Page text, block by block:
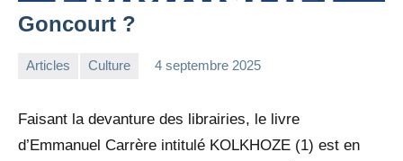
Goncourt ?
Articles Culture 4 septembre 2025
Faisant la devanture des librairies, le livre
d’Emmanuel Carrère intitulé KOLKHOZE (1) est en